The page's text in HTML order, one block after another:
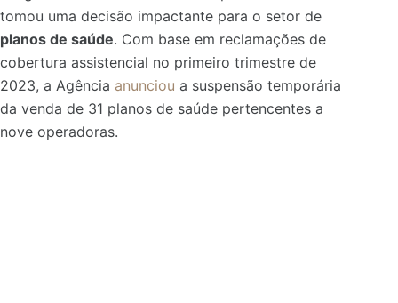
tomou uma decisão impactante para o setor de
planos de saúde. Com base em reclamações de
cobertura assistencial no primeiro trimestre de
2023, a Agência anunciou a suspensão temporária
da venda de 31 planos de saúde pertencentes a
nove operadoras.